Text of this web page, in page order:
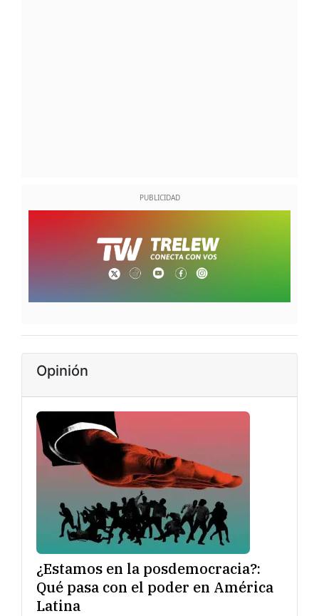
Opinión
¿Estamos en la posdemocracia?:
Qué pasa con el poder en América
Latina